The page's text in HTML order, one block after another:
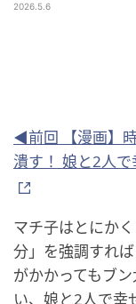
2026.5.6
◀前回 【漫画】
潰す！ 娘と2人で
マチ子はとにか
分」を強調すれ
がかかってもブ
い、娘と2人で幸